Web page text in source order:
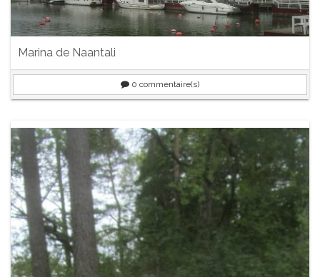
Marina de Naantali
0 commentaire(s)